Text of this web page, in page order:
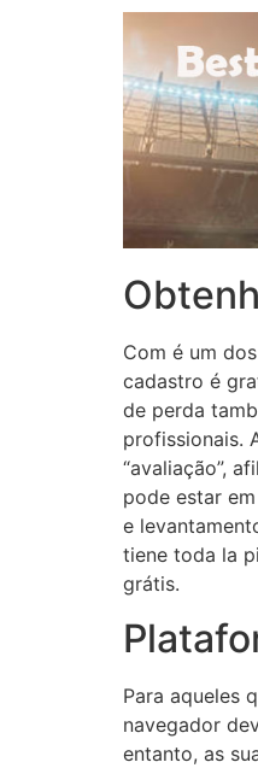
Com é um
cadastro é
de perda
profissionais.
“avaliação”,
pode estar
e
tiene toda la
grátis.
Para aqueles
navegador
entanto, as